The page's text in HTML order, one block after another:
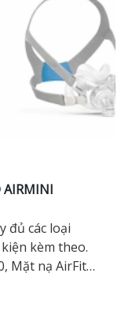
AIRMINI
đủ các loại
kèm theo.
Mặt nạ AirFit